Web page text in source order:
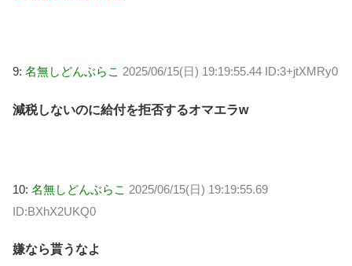
9: 名無しどんぶらこ 2025/06/15(日) 19:19:55.44 ID:3+jtXMRy0
減税しないのに給付を拒否するオマエラw
10: 名無しどんぶらこ 2025/06/15(日) 19:19:55.69
ID:BXhX2UKQ0
嫌なら貰うなよ